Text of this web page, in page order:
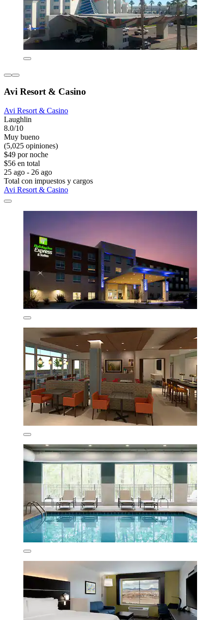
Avi Resort & Casino
Avi Resort & Casino
Laughlin
8.0/10
Muy bueno
(5,025 opiniones)
$49 por noche
$56 en total
25 ago - 26 ago
Total con impuestos y cargos
Avi Resort & Casino